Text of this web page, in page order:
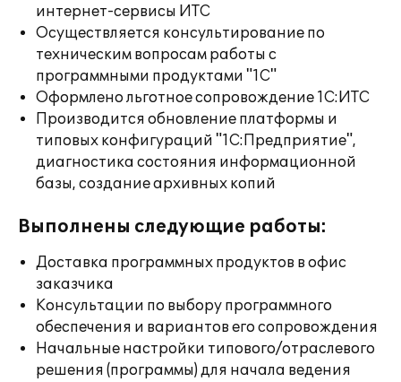
интернет-сервисы ИТС
Осуществляется консультирование по
техническим вопросам работы с
программными продуктами "1С"
Оформлено льготное сопровождение 1С:ИТС
Производится обновление платформы и
типовых конфигураций "1С:Предприятие",
диагностика состояния информационной
базы, создание архивных копий
Выполнены следующие работы:
Доставка программных продуктов в офис
заказчика
Консультации по выбору программного
обеспечения и вариантов его сопровождения
Начальные настройки типового/отраслевого
решения (программы) для начала ведения